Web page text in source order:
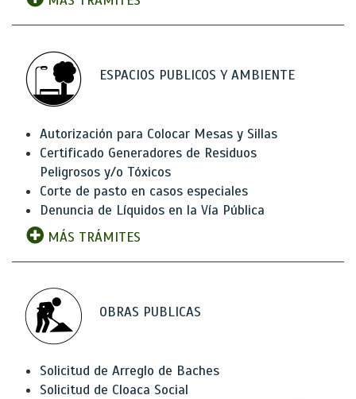
ESPACIOS PUBLICOS Y AMBIENTE
Autorización para Colocar Mesas y Sillas
Certificado Generadores de Residuos
Peligrosos y/o Tóxicos
Corte de pasto en casos especiales
Denuncia de Líquidos en la Vía Pública
MÁS TRÁMITES
OBRAS PUBLICAS
Solicitud de Arreglo de Baches
Solicitud de Cloaca Social